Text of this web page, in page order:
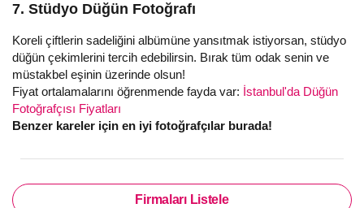
7. Stüdyo Düğün Fotoğrafı
Koreli çiftlerin sadeliğini albümüne yansıtmak istiyorsan, stüdyo
düğün çekimlerini tercih edebilirsin. Bırak tüm odak senin ve
müstakbel eşinin üzerinde olsun!
Fiyat ortalamalarını öğrenmende fayda var: İstanbul'da Düğün
Fotoğrafçısı Fiyatları
Benzer kareler için en iyi fotoğrafçılar burada!
Firmaları Listele